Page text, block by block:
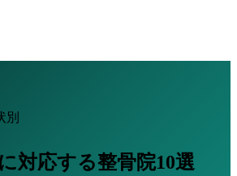
別
対応する整骨院10選